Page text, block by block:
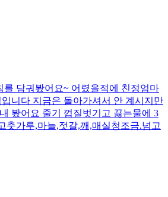
를 담궈봤어요~ 어렸을적에 친정엄마
니다 지금은 돌아가셔서 안 계시지만
봤어요 줄기 껍질벗기고 끓는물에 3
춧가루,마늘,젓갈,깨,매실청조금.넘고